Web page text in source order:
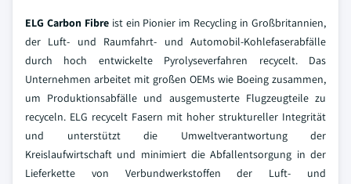
ELG Carbon Fibreist ein Pionier im Recycling in Großbritannien,
der Luft- und Raumfahrt- und Automobil-Kohlefaserabfälle
durch hoch entwickelte Pyrolyseverfahren recycelt. Das
Unternehmen arbeitet mit großen OEMs wie Boeing zusammen,
um Produktionsabfälle und ausgemusterte Flugzeugteile zu
recyceln. ELG recycelt Fasern mit hoher struktureller Integrität
und unterstützt die Umweltverantwortung der
Kreislaufwirtschaft und minimiert die Abfallentsorgung in der
Lieferkette von Verbundwerkstoffen der Luft- und